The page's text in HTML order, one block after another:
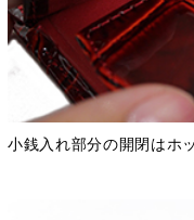
小銭入れ部分の開閉はホ